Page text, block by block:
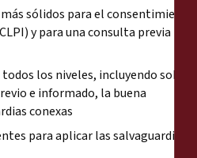
sólidos para el consentimiento
y para una consulta previa
los niveles, incluyendo sobre
e informado, la buena
conexas
para aplicar las salvaguardias a